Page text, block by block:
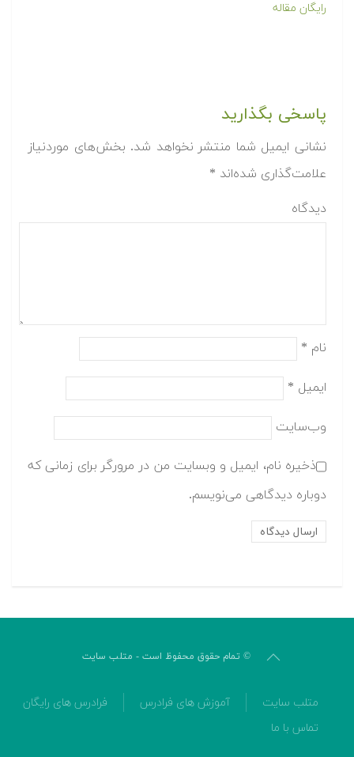
رایگان مقاله
پاسخی بگذارید
نشانی ایمیل شما منتشر نخواهد شد. بخش‌های موردنیاز
علامت‌گذاری شده‌اند *
دیدگاه
نام *
ایمیل *
وب‌سایت
ذخیره نام، ایمیل و وبسایت من در مرورگر برای زمانی که
دوباره دیدگاهی می‌نویسم.
© تمام حقوق محفوظ است - متلب سایت
متلب سایت آموزش های فرادرس
فرادرس های رایگان
تماس با ما